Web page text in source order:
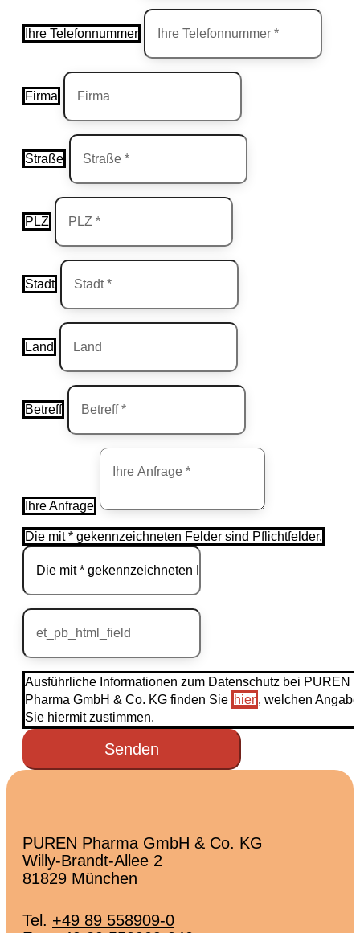
Ihre Telefonnummer
Firma
Straße
PLZ
Stadt
Land
Betreff
Ihre Anfrage
Die mit * gekennzeichneten Felder sind Pflichtfelder.
Ausführliche Informationen zum Datenschutz bei PUREN
Pharma GmbH & Co. KG finden Sie hier , welchen
Sie hiermit zustimmen.
Senden
PUREN Pharma GmbH & Co. KG
Willy-Brandt-Allee 2
81829 München
Tel. +49 89 558909-0